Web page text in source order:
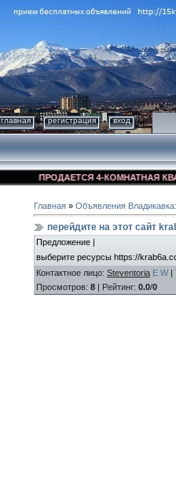
главная регистрация вход
ПРОДАЕТСЯ 4-КОМНАТНАЯ
Главная » Объявления
перейдите на этот сайт
Предложение |
выберите ресурсы https://
Контактное лицо: Steventoria E W |
Просмотров: 8 | Рейтинг: 0.0/0